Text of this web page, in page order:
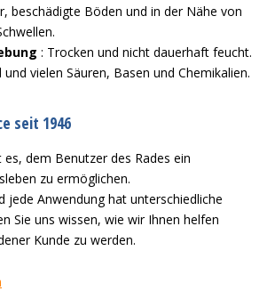
beschädigte Böden und in der Nähe von
: Trocken und nicht dauerhaft feucht.
vielen Säuren, Basen und Chemikalien.
seit 1946
dem Benutzer des Rades ein
zu ermöglichen.
jede Anwendung hat unterschiedliche
Sie uns wissen, wie wir Ihnen helfen
Kunde zu werden.